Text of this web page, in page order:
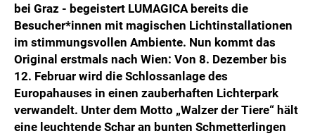
PRESSEKONTAKT
bei Graz - begeistert LUMAGICA bereits die
Besucher*innen mit magischen Lichtinstallationen
im stimmungsvollen Ambiente. Nun kommt das
Original erstmals nach Wien: Von 8. Dezember bis
12. Februar wird die Schlossanlage des
Europahauses in einen zauberhaften Lichterpark
verwandelt. Unter dem Motto „Walzer der Tiere“ hält
eine leuchtende Schar an bunten Schmetterlingen